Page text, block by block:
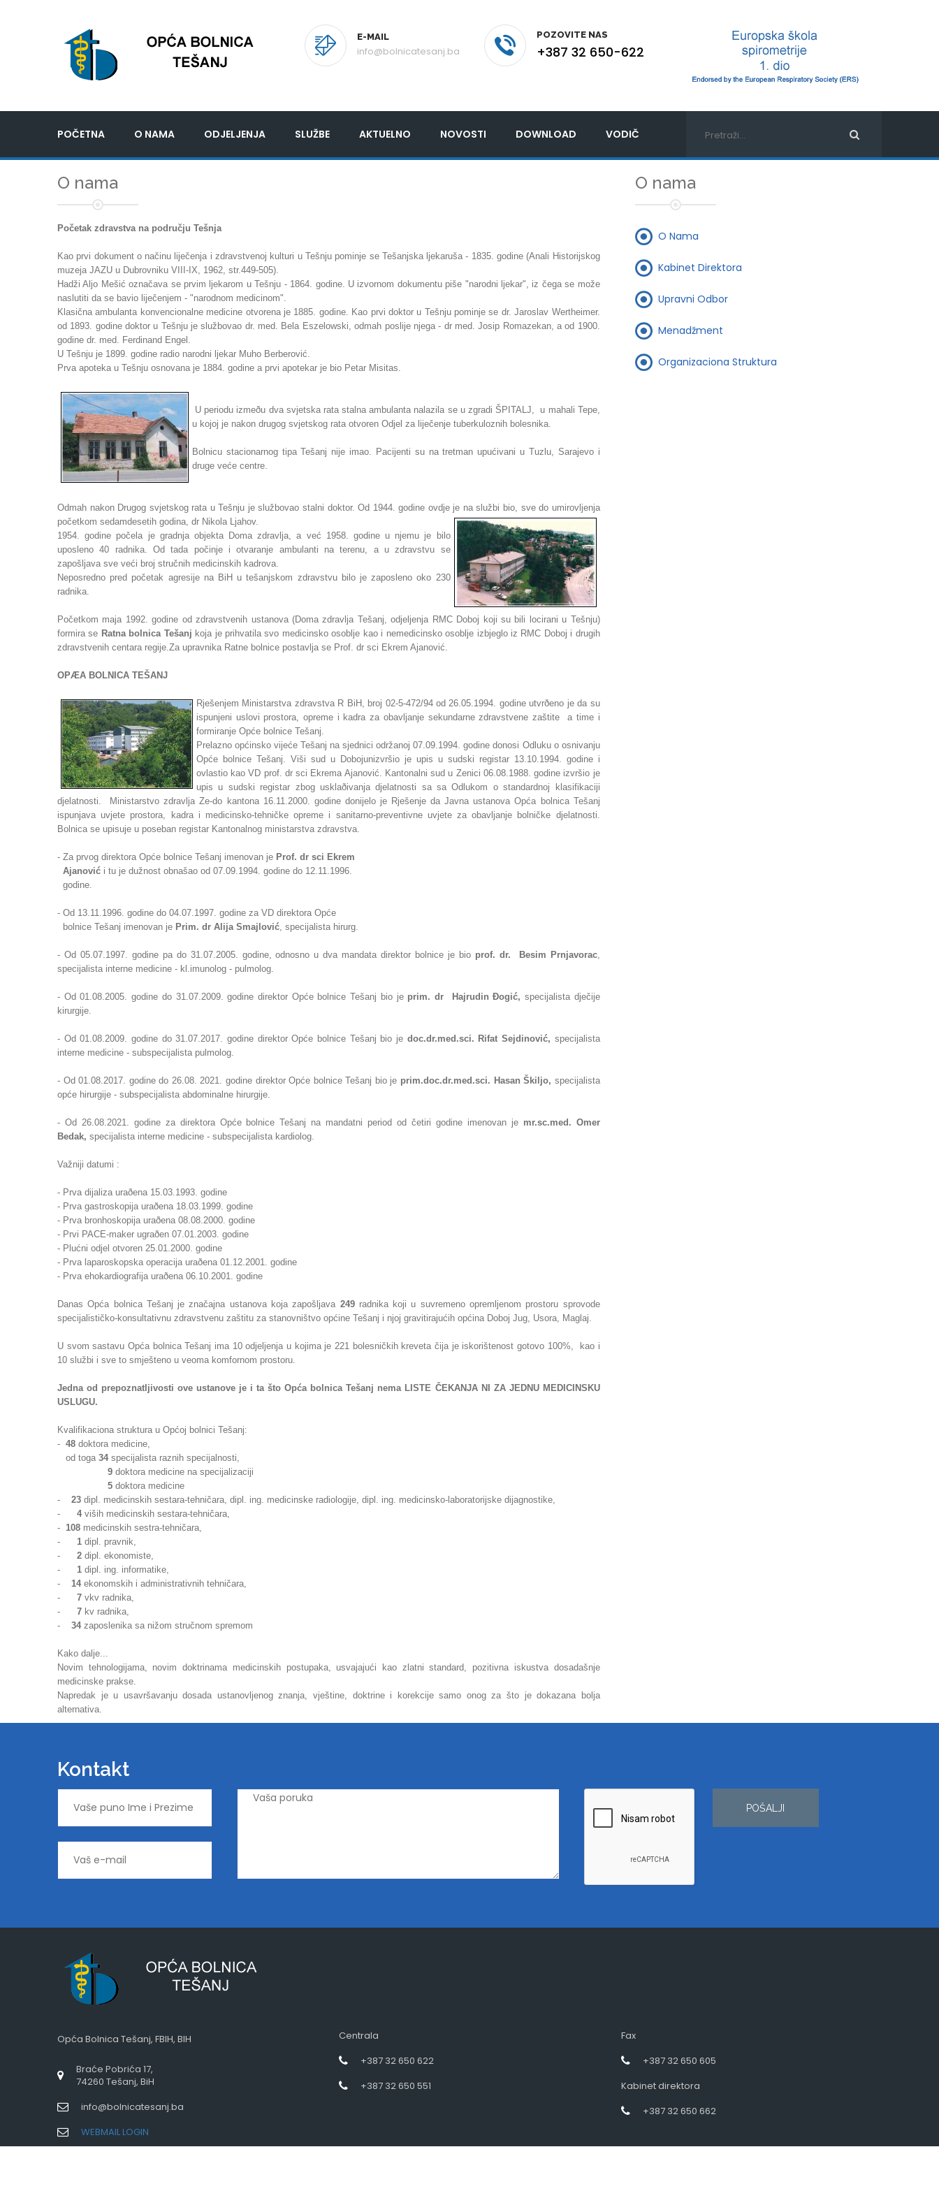
E-MAIL
info@bolnicatesanj.ba
POZOVITE NAS
+387 32 650-622
POČETNA O NAMA ODJELJENJA SLUŽBE AKTUELNO NOVOSTI DOWNLOAD VODIČ
O nama
Početak zdravstva na području Tešnja
Kao prvi dokument o načinu liječenja i zdravstvenoj kulturi u Tešnju pominje se Tešanjska ljekaruša - 1835. godine (Anali Historijskog
muzeja JAZU u Dubrovniku VIII-IX, 1962, str.449-505).
Hadži Aljo Mešić označava se prvim ljekarom u Tešnju - 1864. godine. U izvornom dokumentu piše "narodni ljekar", iz čega se može
naslutiti da se bavio liječenjem - "narodnom medicinom".
Klasična ambulanta konvencionalne medicine otvorena je 1885. godine. Kao prvi doktor u Tešnju pominje se dr. Jaroslav Wertheimer.
od 1893. godine doktor u Tešnju je službovao dr. med. Bela Eszelowski, odmah poslije njega - dr med. Josip Romazekan, a od 1900.
godine dr. med. Ferdinand Engel.
U Tešnju je 1899. godine radio narodni ljekar Muho Berberović.
Prva apoteka u Tešnju osnovana je 1884. godine a prvi apotekar je bio Petar Misitas.
U periodu izmeðu dva svjetska rata stalna ambulanta nalazila se u zgradi ŠPITALJ, u mahali Tepe,
u kojoj je nakon drugog svjetskog rata otvoren Odjel za liječenje tuberkuloznih bolesnika.
Bolnicu stacionarnog tipa Tešanj nije imao. Pacijenti su na tretman upućivani u Tuzlu, Sarajevo i
druge veće centre.
Odmah nakon Drugog svjetskog rata u Tešnju je službovao stalni doktor. Od 1944. godine ovdje je na službi bio, sve do umirovljenja
početkom sedamdesetih godina, dr Nikola Ljahov.
1954. godine počela je gradnja objekta Doma zdravlja, a već 1958. godine u njemu je bilo
uposleno 40 radnika. Od tada počinje i otvaranje ambulanti na terenu, a u zdravstvu se
zapošljava sve veći broj stručnih medicinskih kadrova.
Neposredno pred početak agresije na BiH u tešanjskom zdravstvu bilo je zaposleno oko 230
radnika.
Početkom maja 1992. godine od zdravstvenih ustanova (Doma zdravlja Tešanj, odjeljenja RMC Doboj koji su bili locirani u Tešnju)
formira se Ratna bolnica Tešanj koja je prihvatila svo medicinsko osoblje kao i nemedicinsko osoblje izbjeglo iz RMC Doboj i drugih
zdravstvenih centara regije.Za upravnika Ratne bolnice postavlja se Prof. dr sci Ekrem Ajanović.
OPÆA BOLNICA TEŠANJ
Rješenjem Ministarstva zdravstva R BiH, broj 02-5-472/94 od 26.05.1994. godine utvrðeno je da su
ispunjeni uslovi prostora, opreme i kadra za obavljanje sekundarne zdravstvene zaštite a time i
formiranje Opće bolnice Tešanj.
Prelazno općinsko vijeće Tešanj na sjednici održanoj 07.09.1994. godine donosi Odluku o osnivanju
Opće bolnice Tešanj. Viši sud u Dobojunizvršio je upis u sudski registar 13.10.1994. godine i
ovlastio kao VD prof. dr sci Ekrema Ajanović. Kantonalni sud u Zenici 06.08.1988. godine izvršio je
upis u sudski registar zbog usklaðivanja djelatnosti sa sa Odlukom o standardnoj klasifikaciji
djelatnosti. Ministarstvo zdravlja Ze-do kantona 16.11.2000. godine donijelo je Rješenje da Javna ustanova Opća bolnica Tešanj
ispunjava uvjete prostora, kadra i medicinsko-tehničke opreme i sanitarno-preventivne uvjete za obavljanje bolničke djelatnosti.
Bolnica se upisuje u poseban registar Kantonalnog ministarstva zdravstva.
- Za prvog direktora Opće bolnice Tešanj imenovan je Prof. dr sci Ekrem
Ajanović i tu je dužnost obnašao od 07.09.1994. godine do 12.11.1996.
godine.
- Od 13.11.1996. godine do 04.07.1997. godine za VD direktora Opće
bolnice Tešanj imenovan je Prim. dr Alija Smajlović, specijalista hirurg.
- Od 05.07.1997. godine pa do 31.07.2005. godine, odnosno u dva mandatadirektor bolnice je bio prof. dr. Besim Prnjavorac,
specijalista interne medicine - kl.imunolog - pulmolog.
- Od 01.08.2005. godine do 31.07.2009. godine direktor Opće bolnice Tešanj bio je prim. dr HajrudinÐogić, specijalista dječije
kirurgije.
- Od01.08.2009. godine do 31.07.2017. godine direktor Opće bolnice Tešanj bio je doc.dr.med.sci. Rifat Sejdinović, specijalista
interne medicine - subspecijalista pulmolog.
- Od 01.08.2017. godine do 26.08. 2021. godine direktor Opće bolnice Tešanj bioje prim.doc.dr.med.sci. Hasan Škiljo, specijalista
opće hirurgije - subspecijalista abdominalne hirurgije.
- Od 26.08.2021. godine za direktora Opće bolnice Tešanj na mandatni period od četiri godine imenovan je mr.sc.med. Omer
Bedak, specijalista interne medicine - subspecijalista kardiolog.
Važniji datumi :
- Prva dijaliza uraðena 15.03.1993. godine
- Prva gastroskopija uraðena 18.03.1999. godine
- Prva bronhoskopija uraðena 08.08.2000. godine
- Prvi PACE-maker ugraðen 07.01.2003. godine
- Plućni odjel otvoren 25.01.2000. godine
- Prva laparoskopska operacija uraðena 01.12.2001. godine
- Prva ehokardiografija uraðena 06.10.2001. godine
Danas Opća bolnica Tešanj je značajna ustanova koja zapošljava 249radnika koji u suvremeno opremljenom prostoru sprovode
specijalističko-konsultativnu zdravstvenu zaštitu za stanovništvo općine Tešanj i njoj gravitirajućih općina Doboj Jug, Usora, Maglaj.
U svom sastavu Opća bolnica Tešanj ima 10 odjeljenja u kojima je 221 bolesničkih kreveta čija je iskorištenost gotovo 100%, kao i
10 službi i sve to smješteno u veoma komfornom prostoru.
Jedna od prepoznatljivosti ove ustanove je i ta što Opća bolnica Tešanj nema LISTE ČEKANJA NI ZA JEDNU MEDICINSKU
USLUGU.
Kvalifikaciona struktura u Općoj bolnici Tešanj:
- 48 doktora medicine,
od toga 34 specijalista raznih specijalnosti,
9 doktora medicine na specijalizaciji
5 doktora medicine
- 23 dipl. medicinskih sestara-tehničara, dipl. ing. medicinske radiologije, dipl. ing. medicinsko-laboratorijske dijagnostike,
- 4 viših medicinskih sestara-tehničara,
- 108 medicinskih sestra-tehničara,
- 1 dipl. pravnik,
- 2 dipl. ekonomiste,
- 1 dipl. ing. informatike,
- 14 ekonomskih i administrativnih tehničara,
- 7 vkv radnika,
- 7 kv radnika,
- 34 zaposlenika sa nižom stručnom spremom
Kako dalje...
Novim tehnologijama, novim doktrinama medicinskih postupaka, usvajajući kao zlatni standard, pozitivna iskustva dosadašnje
medicinske prakse.
Napredak je u usavršavanju dosada ustanovljenog znanja, vještine, doktrine i korekcije samo onog za što je dokazana bolja
alternativa.
O nama
O Nama
Kabinet Direktora
Upravni Odbor
Menadžment
Organizaciona Struktura
Kontakt
POŠALJI
Opća Bolnica Tešanj, FBIH, BIH
Braće Pobrića 17,
74260 Tešanj, BiH
info@bolnicatesanj.ba
WEBMAIL LOGIN
Centrala
+387 32 650 622
+387 32 650 551
Fax
+387 32 650 605
Kabinet direktora
+387 32 650 662